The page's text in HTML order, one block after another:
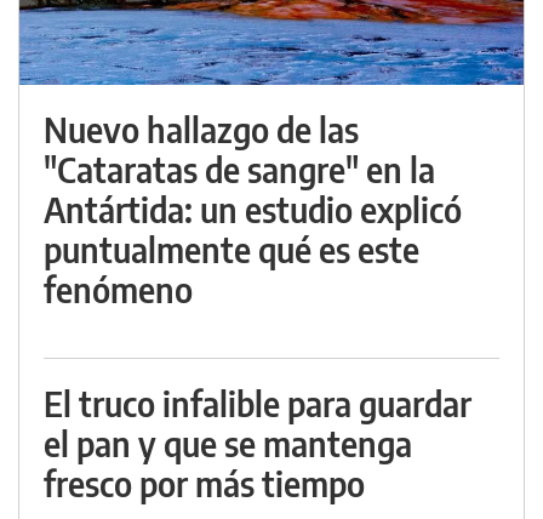
Nuevo hallazgo de las
"Cataratas de sangre" en la
Antártida: un estudio explicó
puntualmente qué es este
fenómeno
El truco infalible para guardar
el pan y que se mantenga
fresco por más tiempo